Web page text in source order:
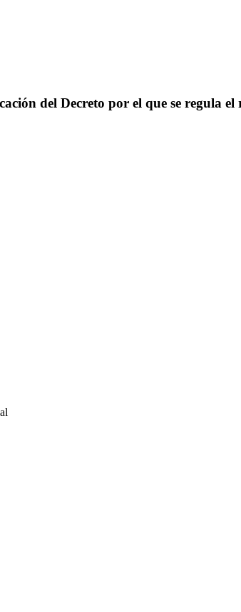
del Decreto por el que se regula